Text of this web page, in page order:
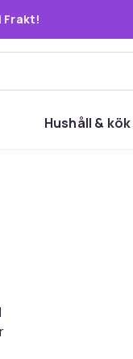
Frakt!
Hushåll & kök